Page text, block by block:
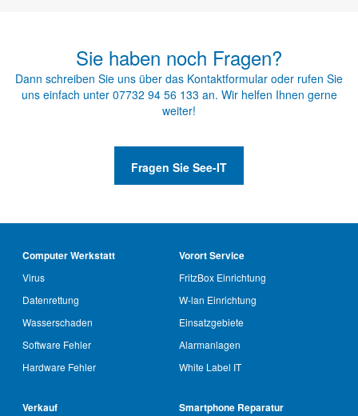
Sie haben noch Fragen?
Dann schreiben Sie uns über das Kontaktformular oder rufen Sie
uns einfach unter 07732 94 56 133 an. Wir helfen Ihnen gerne
weiter!
Fragen Sie See-IT
Computer Werkstatt
Virus
Datenrettung
Wasserschaden
Software Fehler
Hardware Fehler
Vorort Service
FritzBox Einrichtung
W-lan Einrichtung
Einsatzgebiete
Alarmanlagen
White Label IT
Verkauf Smartphone Reparatur